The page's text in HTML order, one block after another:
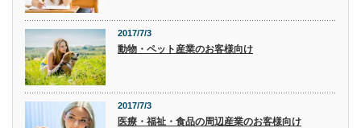
2017/7/3
動物・ペット産業のお客様向け
2017/7/3
医療・福祉・食品の周辺産業のお客様向け